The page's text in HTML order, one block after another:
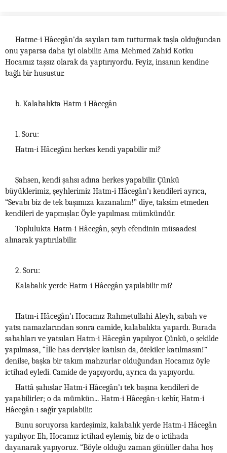
Hatme-i Hâcegân’da sayıları tam tutturmak taşla olduğundan
onu yaparsa daha iyi olabilir. Ama Mehmed Zahid Kotku
Hocamız taşsız olarak da yaptırıyordu. Feyiz, insanın kendine
bağlı bir husustur.
b. Kalabalıkta Hatm-i Hàcegân
1. Soru:
Hatm-i Hâcegânı herkes kendi yapabilir mi?
Şahsen, kendi şahsı adına herkes yapabilir. Çünkü
büyüklerimiz, şeyhlerimiz Hatm-i Hâcegân’ı kendileri ayrıca,
“Sevabı biz de tek başımıza kazanalım!” diye, taksim etmeden
kendileri de yapmışlar. Öyle yapılması mümkündür.
Toplulukta Hatm-i Hâcegân, şeyh efendinin müsaadesi
alınarak yaptırılabilir.
2. Soru:
Kalabalık yerde Hatm-i Hâcegân yapılabilir mi?
Hatm-i Hâcegân’ı Hocamız Rahmetullahi Aleyh, sabah ve
yatsı namazlarından sonra camide, kalabalıkta yapardı. Burada
sabahları ve yatsıları Hatm-i Hâcegân yapılıyor. Çünkü, o şekilde
yapılmasa, “İlle has dervişler katılsın da, ötekiler katılmasın!”
denilse, başka bir takım mahzurlar olduğundan Hocamız öyle
ictihad eyledi. Camide de yapıyordu, ayrıca da yapıyordu.
Hattâ şahıslar Hatm-i Hâcegân’ı tek başına kendileri de
yapabilirler; o da mümkün... Hatm-i Hâcegân-ı kebîr, Hatm-i
Hâcegân-ı sağîr yapılabilir.
Bunu soruyorsa kardeşimiz, kalabalık yerde Hatm-i Hâcegân
yapılıyor. Eh, Hocamız ictihad eylemiş, biz de o ictihada
dayanarak yapıyoruz. “Böyle olduğu zaman gönüller daha hoş